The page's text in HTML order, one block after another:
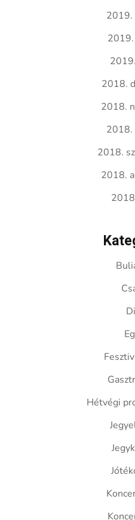
2019.
2018.
2018.
2018.
2018.
2018.
Hétvégi